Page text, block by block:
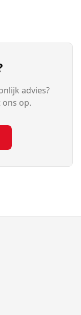
advies?
op.